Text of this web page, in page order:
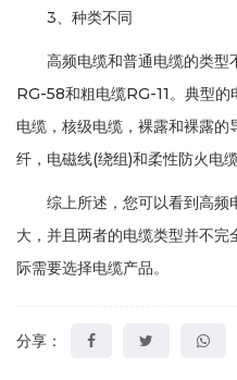
3、种类不同
高频电缆和普通电缆的类型
RG-58和粗电缆RG-11。典型
电缆，核级电缆，裸露和裸露
纤，电磁线(绕组)和柔性防火电缆
综上所述，您可以看到高频
大，并且两者的电缆类型并不
际需要选择电缆产品。
分享：